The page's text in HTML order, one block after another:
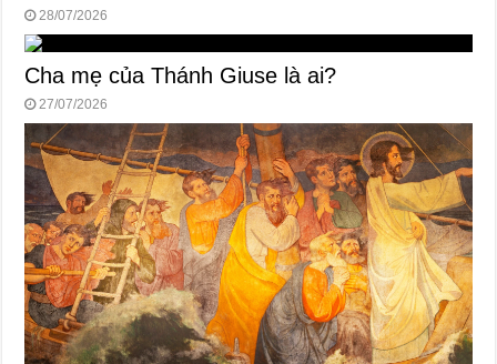
28/07/2026
Cha mẹ của Thánh Giuse là ai?
27/07/2026